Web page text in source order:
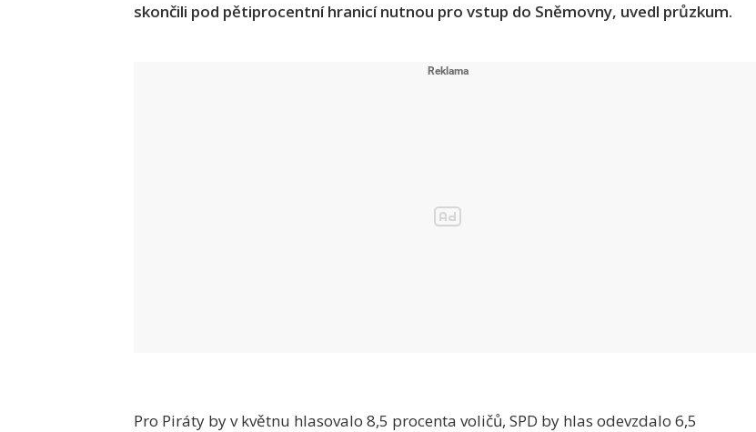
skončili pod pětiprocentní hranicí nutnou pro vstup do Sněmovny, uvedl průzkum.
Pro Piráty by v květnu hlasovalo 8,5 procenta voličů, SPD by hlas odevzdalo 6,5